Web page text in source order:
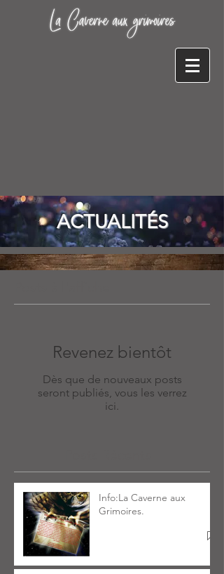
ACTUALITÉS
Revenez bientôt
Dès que de nouveaux posts
seront publiés, vous les verrez
ici.
Info:La Caverne aux
Grimoires.